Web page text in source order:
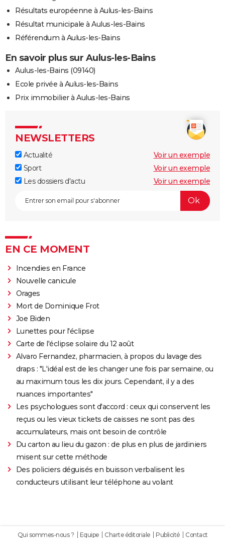
Résultats européenne à Aulus-les-Bains
Résultat municipale à Aulus-les-Bains
Référendum à Aulus-les-Bains
En savoir plus sur Aulus-les-Bains
Aulus-les-Bains (09140)
Ecole privée à Aulus-les-Bains
Prix immobilier à Aulus-les-Bains
NEWSLETTERS
Actualité
Voir un exemple
Sport
Voir un exemple
Les dossiers d'actu
Voir un exemple
EN CE MOMENT
Incendies en France
Nouvelle canicule
Orages
Mort de Dominique Frot
Joe Biden
Lunettes pour l'éclipse
Carte de l'éclipse solaire du 12 août
Alvaro Fernandez, pharmacien, à propos du lavage des
draps : "L'idéal est de les changer une fois par semaine, ou
au maximum tous les dix jours. Cependant, il y a des
nuances importantes"
Les psychologues sont d'accord : ceux qui conservent les
reçus ou les vieux tickets de caisses ne sont pas des
accumulateurs, mais ont besoin de contrôle
Du carton au lieu du gazon : de plus en plus de jardiniers
misent sur cette méthode
Des policiers déguisés en buisson verbalisent les
conducteurs utilisant leur téléphone au volant
Qui sommes-nous ? Equipe Charte éditoriale Publicité Contact